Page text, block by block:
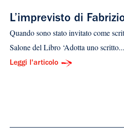
L’imprevisto di
Quando sono stato invitato come
Salone del Libro ‘Adotta uno scritto...
Leggi l'articolo